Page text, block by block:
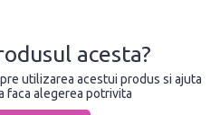
acesta?
utilizarea acestui produs si ajuta
faca alegerea potrivita